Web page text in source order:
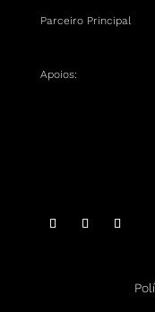
Parceiro Principal
Apoios: